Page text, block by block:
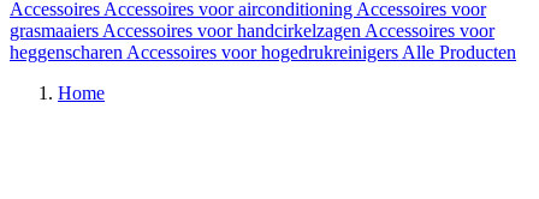
Accessoires Accessoires voor airconditioning Accessoires voor
grasmaaiers Accessoires voor handcirkelzagen Accessoires voor
heggenscharen Accessoires voor hogedrukreinigers Alle Producten
Home